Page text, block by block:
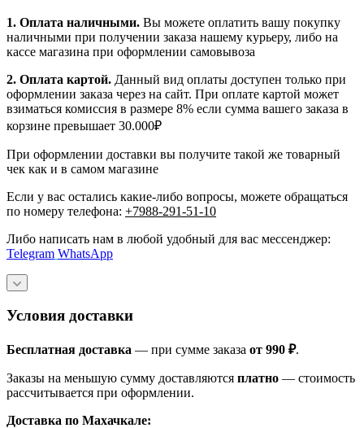
1. Оплата наличными. Вы можете оплатить вашу покупку
наличными при получении заказа нашему курьеру, либо на
кассе магазина при оформлении самовывоза
2. Оплата картой. Данный вид оплаты доступен только при
оформлении заказа через на сайт. При оплате картой может
взиматься комиссия в размере 8% если сумма вашего заказа в
корзине превышает 30.000₽
При оформлении доставки вы получите такой же товарный
чек как и в самом магазине
Если у вас остались какие-либо вопросы, можете обращаться
по номеру телефона: +7988-291-51-10
Либо написать нам в любой удобный для вас мессенджер:
Telegram WhatsApp
Условия доставки
Бесплатная доставка — при сумме заказа от 990 ₽.
Заказы на меньшую сумму доставляются платно — стоимость
рассчитывается при оформлении.
Доставка по Махачкале: